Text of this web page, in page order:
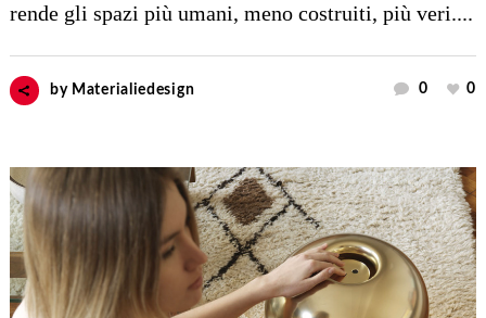
rende gli spazi più umani, meno costruiti, più veri....
by Materialiedesign 0 0